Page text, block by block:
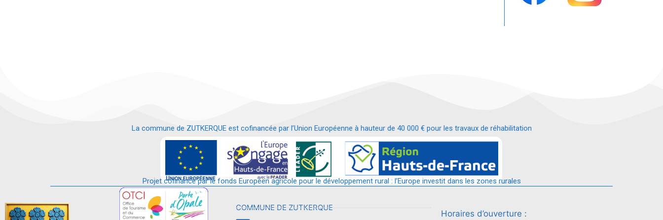
La commune de ZUTKERQUE est cofinancée par l’Union Européenne à hauteur de 40 000 € pour les travaux de réhabilitation
et requalification d’un bâtiment en services et commerces de proximité.
Projet cofinancé par le fonds Européen agricole pour le développement rural : l’Europe investit dans les zones rurales
COMMUNE DE ZUTKERQUE
Horaires d’ouverture :